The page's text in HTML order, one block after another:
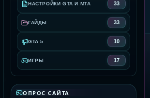
НАСТРОЙКИ GTA И MTA 33
ГАЙДЫ 33
GTA 5 10
ИГРЫ 17
ОПРОС САЙТА